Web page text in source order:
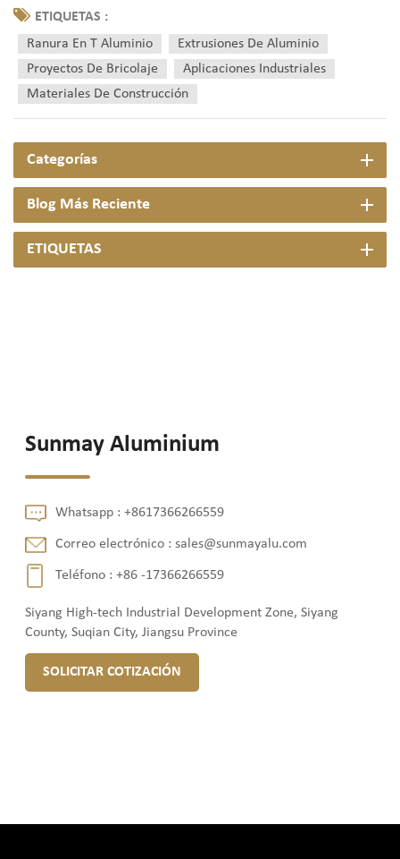
ha convertido en una piedra angular en la construcción y
fabricación modernas, gracias a su excepcional versatilidad y
ada...
ETIQUETAS :
Ranura En T Aluminio
Extrusiones De Aluminio
Proyectos De Bricolaje
Aplicaciones Industriales
Materiales De Construcción
Categorías
Blog Más Reciente
ETIQUETAS
Sunmay Aluminium
Whatsapp :+8617366266559
Correo electrónico :sales@sunmayalu.com
Teléfono :+86 -17366266559
Siyang High-tech Industrial Development Zone, Siyang
County, Suqian City, Jiangsu Province
SOLICITAR COTIZACIÓN